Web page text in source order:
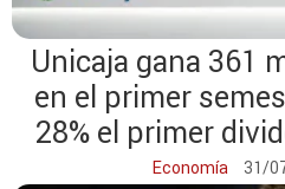
Unicaja gana 361
en el primer
28% el primer
acelera suEconomía 31/